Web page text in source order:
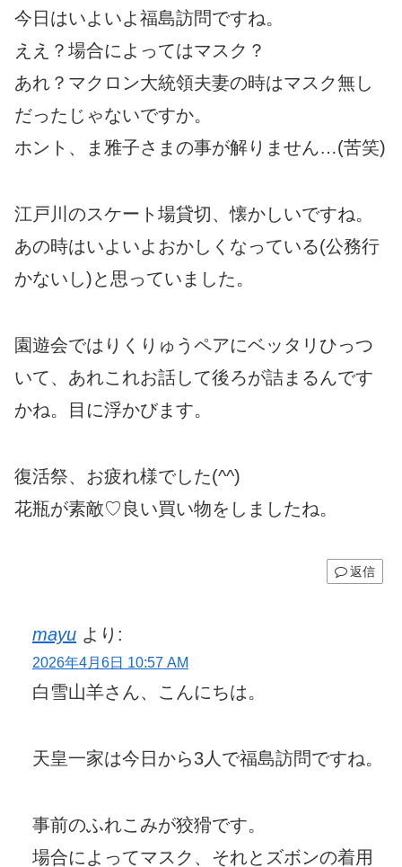
今日はいよいよ福島訪問ですね。
ええ？場合によってはマスク？
あれ？マクロン大統領夫妻の時はマスク無し
だったじゃないですか。
ホント、ま雅子さまの事が解りません…(苦笑)
江戸川のスケート場貸切、懐かしいですね。
あの時はいよいよおかしくなっている(公務行
かないし)と思っていました。
園遊会ではりくりゅうペアにベッタリひっつ
いて、あれこれお話して後ろが詰まるんです
かね。目に浮かびます。
復活祭、お疲れ様でした(^^)
花瓶が素敵♡良い買い物をしましたね。
返信
mayu より:
2026年4月6日 10:57 AM
白雪山羊さん、こんにちは。
天皇一家は今日から3人で福島訪問ですね。
事前のふれこみが狡猾です。
場合によってマスク、それとズボンの着用